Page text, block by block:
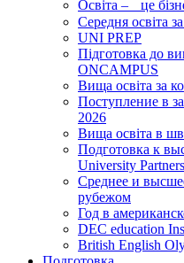
Освіта – це
Середня освіта
UNI PREP
Підготовка до
ONCAMPUS
Вища освіта за
Поступление в
2026
Вища освіта в
Подготовка к
University
Среднее и
рубежом
Год в
DEC education
British English